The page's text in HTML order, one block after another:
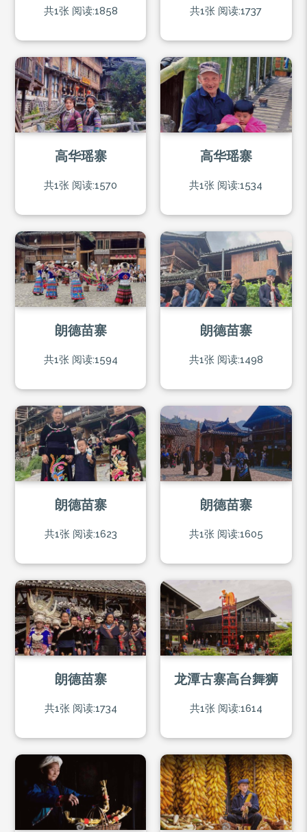
共1张 阅读:1858 共1张 阅读:1737
高华瑶寨
共1张 阅读:1570
高华瑶寨
共1张 阅读:1534
朗德苗寨
共1张 阅读:1594
朗德苗寨
共1张 阅读:1498
朗德苗寨
共1张 阅读:1623
朗德苗寨
共1张 阅读:1605
朗德苗寨
共1张 阅读:1734
龙潭古寨高台舞狮
共1张 阅读:1614